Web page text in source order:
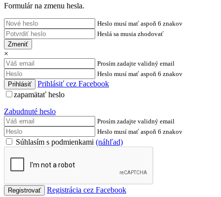
Formulár na zmenu hesla.
Heslo musí mať aspoň 6 znakov
Heslá sa musia zhodovať
Zmeniť
×
Prosím zadajte validný email
Heslo musí mať aspoň 6 znakov
Prihlásiť cez Facebook
zapamätať heslo
Zabudnuté heslo
Prosím zadajte validný email
Heslo musí mať aspoň 6 znakov
Súhlasím s podmienkami (náhľad)
Registrácia cez Facebook